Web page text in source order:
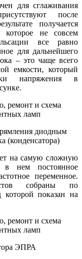
для сглаживания
после
получается
не совсем
все равно
для дальнейшего
– это чаще всего
емкости, который
напряжения в
диодным
(конденсатора)
на самую сложную
нем постоянное
переменное.
собраны по
показан на
ЭПРА